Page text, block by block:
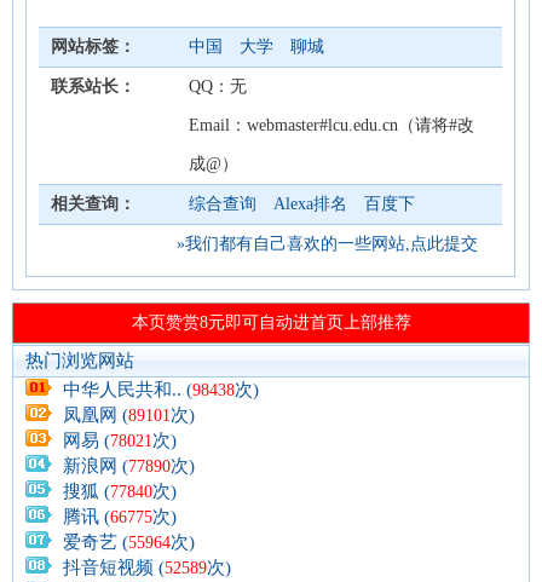
网站标签： 中国 大学 聊城
联系站长： QQ：无
Email：webmaster#lcu.edu.cn（请将#改
成@）
相关查询： 综合查询 Alexa排名 百度下
»我们都有自己喜欢的一些网站,点此提交
热门浏览网站
中华人民共和.. (98438次)
凤凰网 (89101次)
网易 (78021次)
新浪网 (77890次)
搜狐 (77840次)
腾讯 (66775次)
爱奇艺 (55964次)
抖音短视频 (52589次)